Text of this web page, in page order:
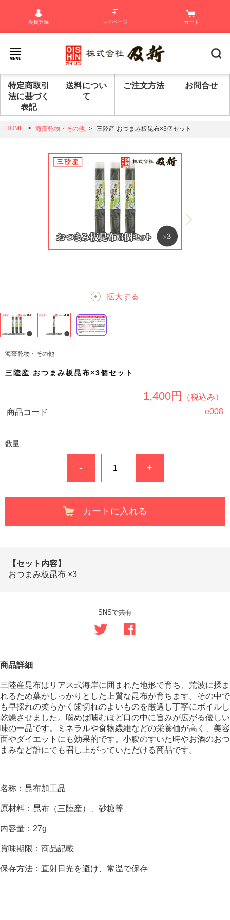
会員登録 マイページ カート
特定商取引
法に基づく
表記
送料につい
て
ご注文方法 お問合せ
HOME 海藻乾物・その他 三陸産 おつまみ板昆布×3個セット
拡大する
海藻乾物・その他
三陸産 おつまみ板昆布×3個セット
1,400円
（税込み）
商品コード
e008
数量
- +
カートに入れる
【セット内容】
おつまみ板昆布 ×3
SNSで共有
商品詳細
三陸産昆布はリアス式海岸に囲まれた地形で育ち、荒波に揉ま
れるため葉がしっかりとした上質な昆布が育ちます。その中で
も早採れの柔らかく歯切れのよいものを厳選し丁寧にボイルし
乾燥させました。噛めば噛むほど口の中に旨みが広がる優しい
味の一品です。ミネラルや食物繊維などの栄養価が高く、美容
面やダイエットにも効果的です。小腹のすいた時やお酒のおつ
まみなど誰にでも召し上がっていただける商品です。
名称：昆布加工品
原材料：昆布（三陸産）、砂糖等
内容量：27g
賞味期限：商品記載
保存方法：直射日光を避け、常温で保存